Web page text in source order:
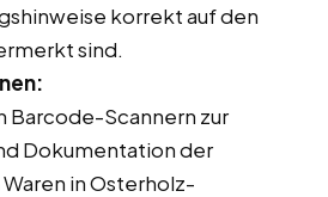
korrekt auf den
sind.
Barcode-Scannern zur
Dokumentation der
in Osterholz-